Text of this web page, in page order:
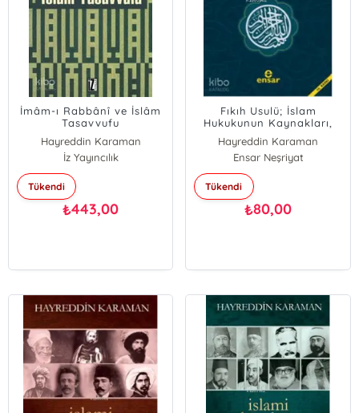
İmâm-ı Rabbânî ve İslâm
Tasavvufu
Hayreddin Karaman
İz Yayıncılık
Tükendi
₺443,00
Fıkıh Usulü; İslam
Hukukunun Kaynakları,
Metodu ve Felsefesi
Hayreddin Karaman
Ensar Neşriyat
Tükendi
₺80,00